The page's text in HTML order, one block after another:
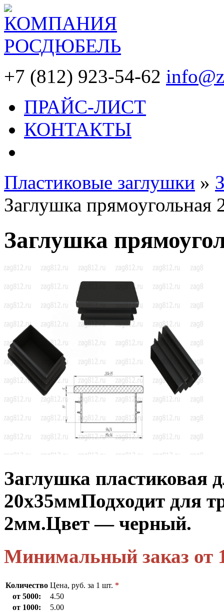
+7 (812) 923-54-62
ПРАЙС-ЛИСТ
КОНТАКТЫ
Пластиковые заглушки »
Заглушка прямоугольная
Заглушка
Заглушка пластиковая
20х35ммПодходит для
2мм.Цвет — черный.
Минимальный заказ от
Количество Цена, руб. за 1 шт. *
от 5000:
4.50
от 1000:
5.00